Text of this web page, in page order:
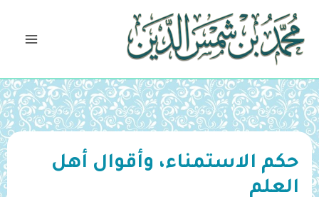
تخطي
المحتوى
حكم الاستمناء، وأقوال أهل
العلم